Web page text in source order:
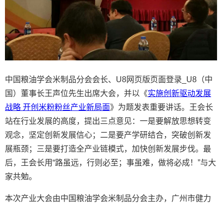
中国粮油学会米制品分会会长、U8网页版页面登录_U8（中
国）董事长王声位先生出席大会，并以《实施创新驱动发展
战略 开创米粉粉丝产业新局面》为题发表重要讲话。王会长
站在行业发展的高度，提出三点意见：一是要解放思想转变
观念，坚定创新发展信心；二是要产学研结合，突破创新发
展瓶颈；三是要打造全产业链模式，加快创新发展步伐。最
后，王会长用“路虽远，行则必至；事虽难，做将必成！”与大
家共勉。
本次产业大会由中国粮油学会米制品分会主办，广州市健力